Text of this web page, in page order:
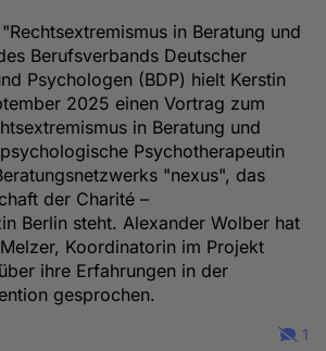
in Beratung und
Berufsverbands Deutscher
Psychologen (BDP) hielt Kerstin
2025 einen Vortrag zum
in Beratung und
Psychotherapeutin
"nexus", das
der Charité –
Berlin steht. Alexander Wolber hat
Koordinatorin im Projekt
ihre Erfahrungen in der
gesprochen.
1